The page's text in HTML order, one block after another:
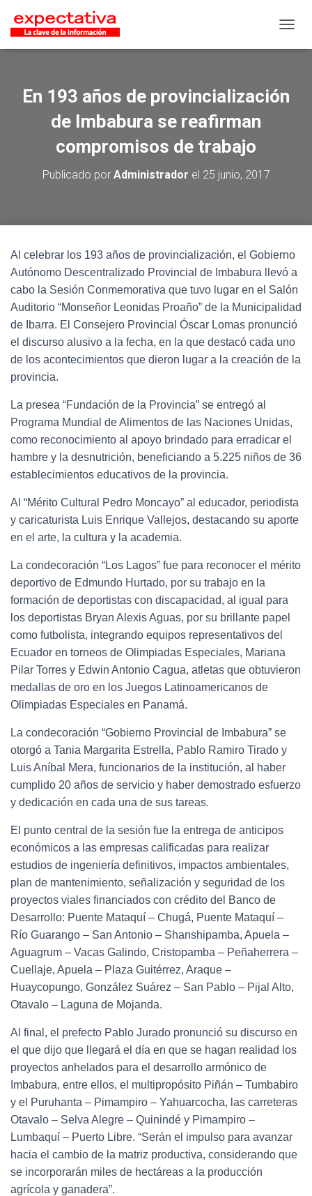
En 193 años de provincialización
de Imbabura se reafirman
compromisos de trabajo
Publicado por Administrador el 25 junio, 2017
Al celebrar los 193 años de provincialización, el Gobierno
Autónomo Descentralizado Provincial de Imbabura llevó a
cabo la Sesión Conmemorativa que tuvo lugar en el Salón
Auditorio “Monseñor Leonidas Proaño” de la Municipalidad
de Ibarra. El Consejero Provincial Óscar Lomas pronunció
el discurso alusivo a la fecha, en la que destacó cada uno
de los acontecimientos que dieron lugar a la creación de la
provincia.
La presea “Fundación de la Provincia” se entregó al
Programa Mundial de Alimentos de las Naciones Unidas,
como reconocimiento al apoyo brindado para erradicar el
hambre y la desnutrición, beneficiando a 5.225 niños de 36
establecimientos educativos de la provincia.
Al “Mérito Cultural Pedro Moncayo” al educador, periodista
y caricaturista Luis Enrique Vallejos, destacando su aporte
en el arte, la cultura y la academia.
La condecoración “Los Lagos” fue para reconocer el mérito
deportivo de Edmundo Hurtado, por su trabajo en la
formación de deportistas con discapacidad, al igual para
los deportistas Bryan Alexis Aguas, por su brillante papel
como futbolista, integrando equipos representativos del
Ecuador en torneos de Olimpiadas Especiales, Mariana
Pilar Torres y Edwin Antonio Cagua, atletas que obtuvieron
medallas de oro en los Juegos Latinoamericanos de
Olimpiadas Especiales en Panamá.
La condecoración “Gobierno Provincial de Imbabura” se
otorgó a Tania Margarita Estrella, Pablo Ramiro Tirado y
Luis Aníbal Mera, funcionarios de la institución, al haber
cumplido 20 años de servicio y haber demostrado esfuerzo
y dedicación en cada una de sus tareas.
El punto central de la sesión fue la entrega de anticipos
económicos a las empresas calificadas para realizar
estudios de ingeniería definitivos, impactos ambientales,
plan de mantenimiento, señalización y seguridad de los
proyectos viales financiados con crédito del Banco de
Desarrollo: Puente Mataquí – Chugá, Puente Mataquí –
Río Guarango – San Antonio – Shanshipamba, Apuela –
Aguagrum – Vacas Galindo, Cristopamba – Peñaherrera –
Cuellaje, Apuela – Plaza Guitérrez, Araque –
Huaycopungo, González Suárez – San Pablo – Pijal Alto,
Otavalo – Laguna de Mojanda.
Al final, el prefecto Pablo Jurado pronunció su discurso en
el que dijo que llegará el día en que se hagan realidad los
proyectos anhelados para el desarrollo armónico de
Imbabura, entre ellos, el multipropósito Piñán – Tumbabiro
y el Puruhanta – Pimampiro – Yahuarcocha, las carreteras
Otavalo – Selva Alegre – Quinindé y Pimampiro –
Lumbaquí – Puerto Libre. “Serán el impulso para avanzar
hacia el cambio de la matriz productiva, considerando que
se incorporarán miles de hectáreas a la producción
agrícola y ganadera”.